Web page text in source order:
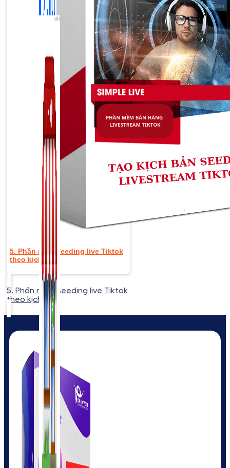
Zalo Marketing
104 bài viết
New
5. Phần mềm seeding live Tiktok
theo kịch bản
5. Phần mềm seeding live Tiktok
theo kịch bản